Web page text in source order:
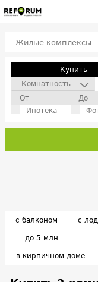
Жилые комплексы
Купить
Комнатность
Ипотека
с балконом с
до 5 млн
в кирпичном доме